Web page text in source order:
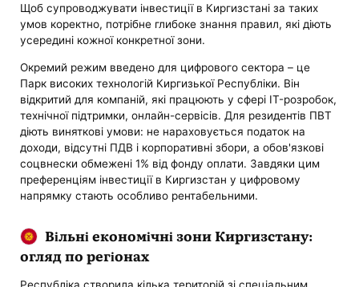
Щоб супроводжувати інвестиції в Киргизстані за таких
умов коректно, потрібне глибоке знання правил, які діють
усередині кожної конкретної зони.
Окремий режим введено для цифрового сектора – це
Парк високих технологій Киргизької Республіки. Він
відкритий для компаній, які працюють у сфері IT-розробок,
технічної підтримки, онлайн-сервісів. Для резидентів ПВТ
діють виняткові умови: не нараховується податок на
доходи, відсутні ПДВ і корпоративні збори, а обов'язкові
соцвнески обмежені 1% від фонду оплати. Завдяки цим
преференціям інвестиції в Киргизстан у цифровому
напрямку стають особливо рентабельними.
Вільні економічні зони Киргизстану:
огляд по регіонах
Республіка створила кілька територій зі спеціальним